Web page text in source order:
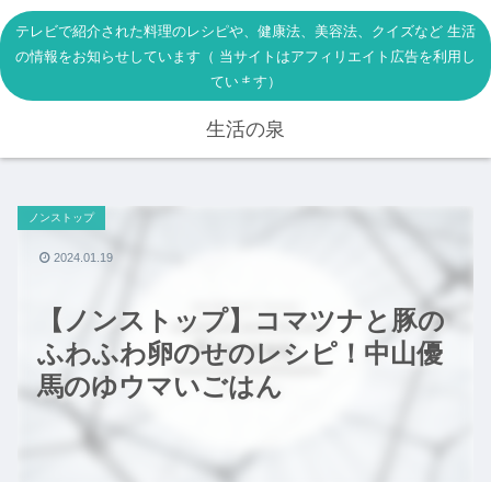
テレビで紹介された料理のレシピや、健康法、美容法、クイズなど 生活
の情報をお知らせしています（ 当サイトはアフィリエイト広告を利用し
ています）
生活の泉
【ノンストップ】コマツナと豚の
ふわふわ卵のせのレシピ！中山優
馬のゆウマいごはん
ノンストップ
2024.01.19